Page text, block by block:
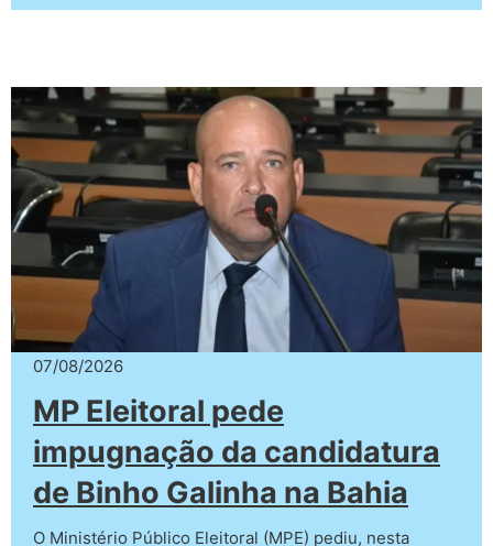
07/08/2026
MP Eleitoral pede
impugnação da candidatura
de Binho Galinha na Bahia
O Ministério Público Eleitoral (MPE) pediu, nesta